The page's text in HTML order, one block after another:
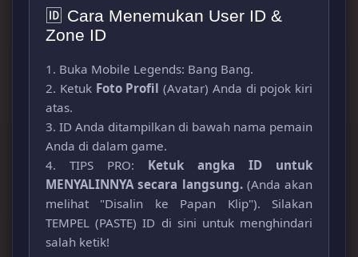
🆔 Cara Menemukan User ID &
Zone ID
1. Buka Mobile Legends: Bang Bang.
2. Ketuk Foto Profil (Avatar) Anda di pojok kiri
atas.
3. ID Anda ditampilkan di bawah nama pemain
Anda di dalam game.
4. TIPS PRO:
Ketuk angka ID untuk
MENYALINNYA secara langsung.(Anda akan
melihat "Disalin ke Papan Klip"). Silakan
TEMPEL (PASTE) ID di sini untuk menghindari
salah ketik!